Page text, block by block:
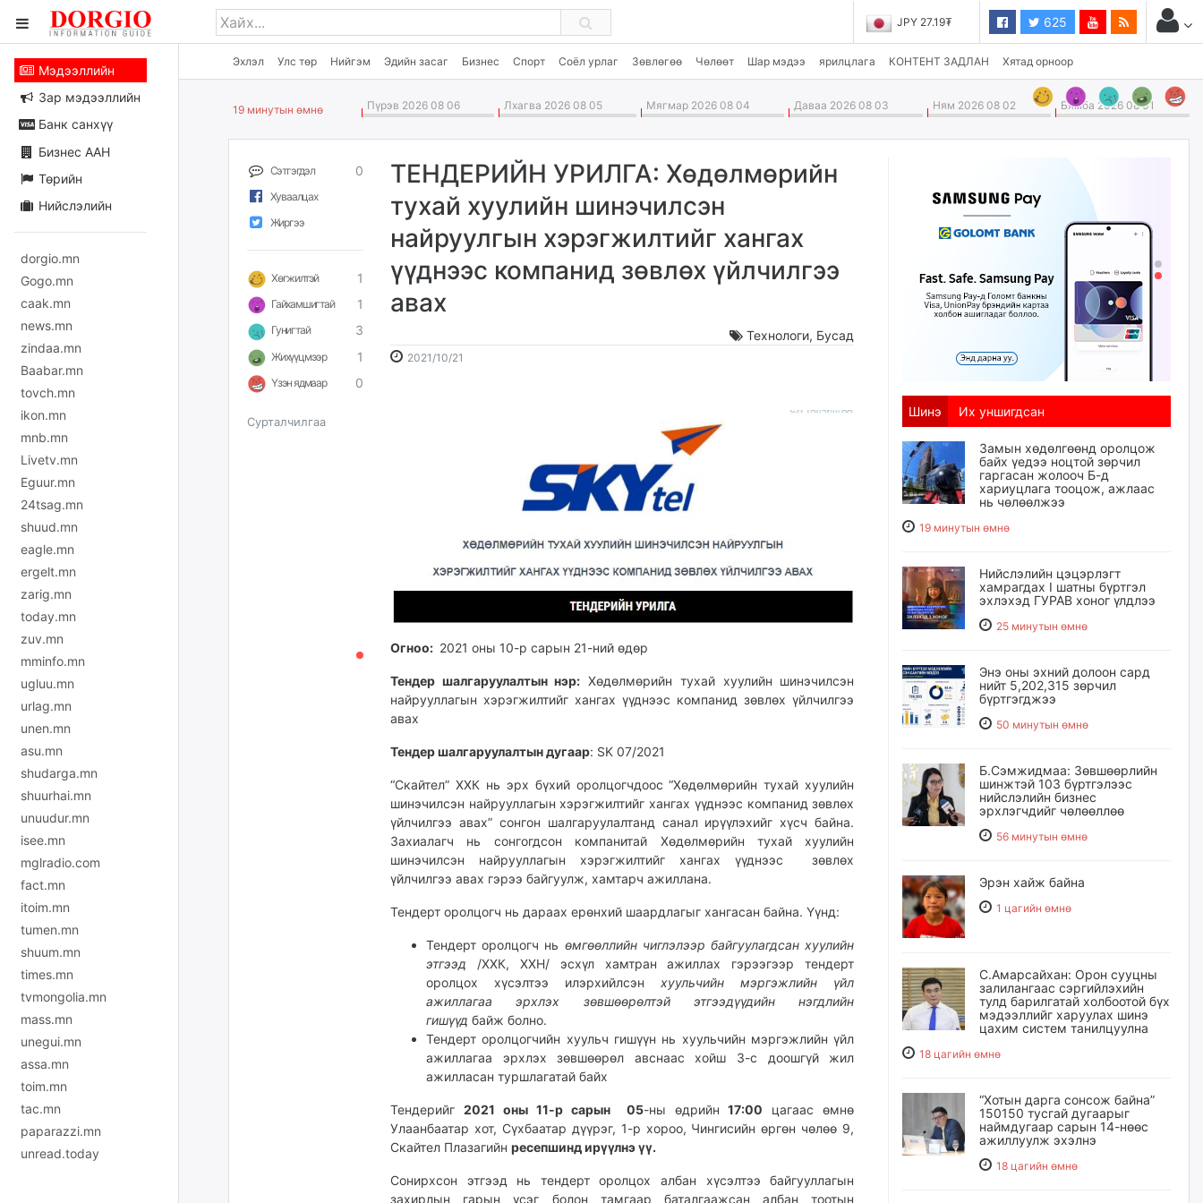
JPY 27.19₮ 625
Эхлэл Улс төр Нийгэм Эдийн засаг Бизнес Спорт Соёл урлаг Зөвлөгөө Чөлөөт Шар мэдээ ярилцлага КОНТЕНТ ЗАДЛАН Хятад орноор
Мэдээллийн
Зар мэдээллийн
Банк санхүү
Бизнес ААН
Төрийн
Нийслэлийн
dorgio.mn
Gogo.mn
caak.mn
news.mn
zindaa.mn
Baabar.mn
tovch.mn
ikon.mn
mnb.mn
Livetv.mn
Eguur.mn
24tsag.mn
shuud.mn
eagle.mn
ergelt.mn
zarig.mn
today.mn
zuv.mn
mminfo.mn
ugluu.mn
urlag.mn
unen.mn
asu.mn
shudarga.mn
shuurhai.mn
unuudur.mn
isee.mn
mglradio.com
fact.mn
itoim.mn
tumen.mn
shuum.mn
times.mn
tvmongolia.mn
mass.mn
unegui.mn
assa.mn
toim.mn
tac.mn
paparazzi.mn
unread.today
19 минутын өмнө Пүрэв 2026 08 06 Лхагва 2026 08 05 Мягмар 2026 08 04 Даваа 2026 08 03 Ням 2026 08 02 Бямба 2026 08 01
Сэтгэгдэл 0
Хуваалцах
Жиргээ
Хөгжилтэй 1
Гайхамшигтай 1
Гунигтай 3
Жихүүцмээр 1
Үзэн ядмаар 0
Сурталчилгаа
ТЕНДЕРИЙН УРИЛГА: Хөдөлмөрийн
тухай хуулийн шинэчилсэн
найруулгын хэрэгжилтийг хангах
үүднээс компанид зөвлөх үйлчилгээ
авах
Технологи, Бусад
2021/10/21
Огноо: 2021 оны 10-р сарын 21-ний өдөр
Тендер шалгаруулалтын нэр: Хөдөлмөрийн тухай хуулийн шинэчилсэн
найрууллагын хэрэгжилтийг хангах үүднээс компанид зөвлөх үйлчилгээ
авах
Тендер шалгаруулалтын дугаар: SK 07/2021
“Скайтел” ХХК нь эрх бүхий оролцогчдоос “Хөдөлмөрийн тухай хуулийн
шинэчилсэн найрууллагын хэрэгжилтийг хангах үүднээс компанид зөвлөх
үйлчилгээ авах” сонгон шалгаруулалтанд санал ирүүлэхийг хүсч байна.
Захиалагч нь сонгогдсон компанитай Хөдөлмөрийн тухай хуулийн
шинэчилсэн найрууллагын хэрэгжилтийг хангах үүднээс зөвлөх
үйлчилгээ авах гэрээ байгуулж, хамтарч ажиллана.
Тендерт оролцогч нь дараах ерөнхий шаардлагыг хангасан байна. Үүнд:
Тендерт оролцогч нь өмгөөллийн чиглэлээр байгуулагдсан хуулийн
этгээд /ХХК, ХХН/ эсхүл хамтран ажиллах гэрээгээр тендерт
оролцох хүсэлтээ илэрхийлсэн хуульчийн мэргэжлийн үйл
ажиллагаа эрхлэх зөвшөөрөлтэй этгээдүүдийн нэгдлийн
гишүүд байж болно.
Тендерт оролцогчийн хуульч гишүүн нь хуульчийн мэргэжлийн үйл
ажиллагаа эрхлэх зөвшөөрөл авснаас хойш 3-с доошгүй жил
ажилласан туршлагатай байх
Тендерийг 2021 оны 11-р сарын 05-ны өдрийн17:00 цагаас өмнө
Улаанбаатар хот, Сүхбаатар дүүрэг, 1-р хороо, Чингисийн өргөн чөлөө 9,
Скайтел Плазагийн ресепшинд ирүүлнэ үү.
Сонирхсон этгээд нь тендерт оролцох албан хүсэлтээ байгууллагын
захирлын гарын үсэг болон тамгаар баталгаажсан албан тоотын
Шинэ Их уншигдсан
Замын хөдөлгөөнд оролцож
байх үедээ ноцтой зөрчил
гаргасан жолооч Б-д
хариуцлага тооцож, ажлаас
нь чөлөөлжээ
19 минутын өмнө
Нийслэлийн цэцэрлэгт
хамрагдах I шатны бүртгэл
эхлэхэд ГУРАВ хоног үлдлээ
25 минутын өмнө
Энэ оны эхний долоон сард
нийт 5,202,315 зөрчил
бүртгэгджээ
50 минутын өмнө
Б.Сэмжидмаа: Зөвшөөрлийн
шинжтэй 103 бүртгэлээс
нийслэлийн бизнес
эрхлэгчдийг чөлөөллөө
56 минутын өмнө
Эрэн хайж байна
1 цагийн өмнө
С.Амарсайхан: Орон сууцны
залилангаас сэргийлэхийн
тулд барилгатай холбоотой бүх
мэдээллийг харуулах шинэ
цахим систем танилцуулна
18 цагийн өмнө
“Хотын дарга сонсож байна”
150150 тусгай дугаарыг
наймдугаар сарын 14-нөөс
ажиллуулж эхэлнэ
18 цагийн өмнө